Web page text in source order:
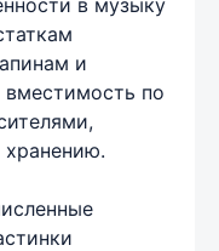
в музыку
и
вместимость по
хранению.